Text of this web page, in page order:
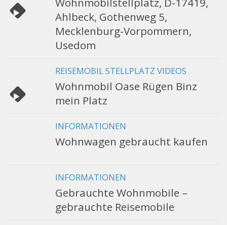
Ahlbeck, Gothenweg 5,
Mecklenburg-Vorpommern,
Usedom
REISEMOBIL STELLPLATZ VIDEOS
Wohnmobil Oase Rügen Binz
mein Platz
INFORMATIONEN
Wohnwagen gebraucht kaufen
INFORMATIONEN
Gebrauchte Wohnmobile –
gebrauchte Reisemobile